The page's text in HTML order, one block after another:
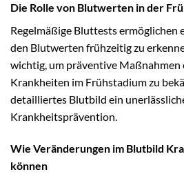
Die Rolle von Blutwerten in der
Regelmäßige Bluttests ermöglichen
den Blutwerten frühzeitig zu
wichtig, um präventive Maßnahmen
Krankheiten im Frühstadium zu
detailliertes Blutbild ein
Krankheitsprävention.
Wie Veränderungen im Blutbild
können